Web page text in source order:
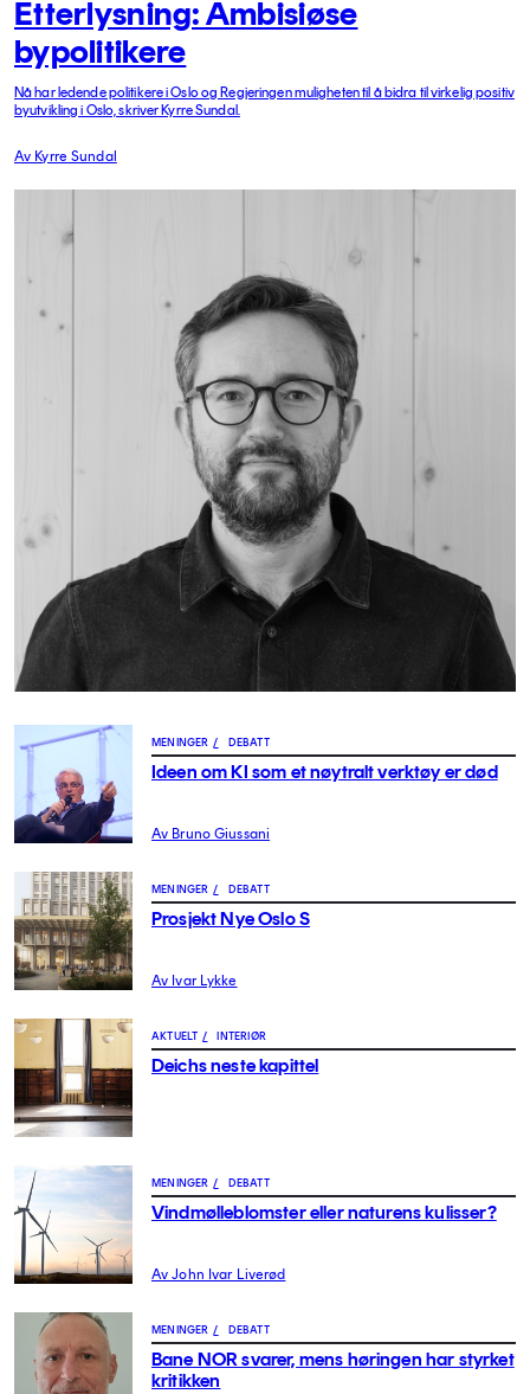
Etterlysning: Ambisiøse
bypolitikere
Nå har ledende politikere i Oslo og Regjeringen muligheten til å bidra til virkelig positiv
byutvikling i Oslo, skriver Kyrre Sundal.
Av Kyrre Sundal
MENINGER / DEBATT
Ideen om KI som et nøytralt verktøy er død
Av Bruno Giussani
MENINGER / DEBATT
Prosjekt Nye Oslo S
Av Ivar Lykke
AKTUELT / INTERIØR
Deichs neste kapittel
MENINGER / DEBATT
Vindmølleblomster eller naturens kulisser?
Av John Ivar Liverød
MENINGER / DEBATT
Bane NOR svarer, mens høringen har styrket
kritikken